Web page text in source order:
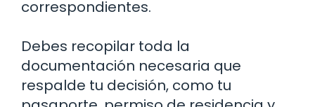
correspondientes.
Debes recopilar toda la
documentación necesaria que
respalde tu decisión, como tu